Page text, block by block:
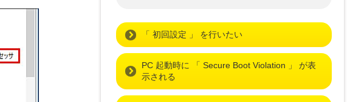
「 初回設定 」 を行いたい
PC 起動時に 「 Secure Boot Violation 」 が表
示される